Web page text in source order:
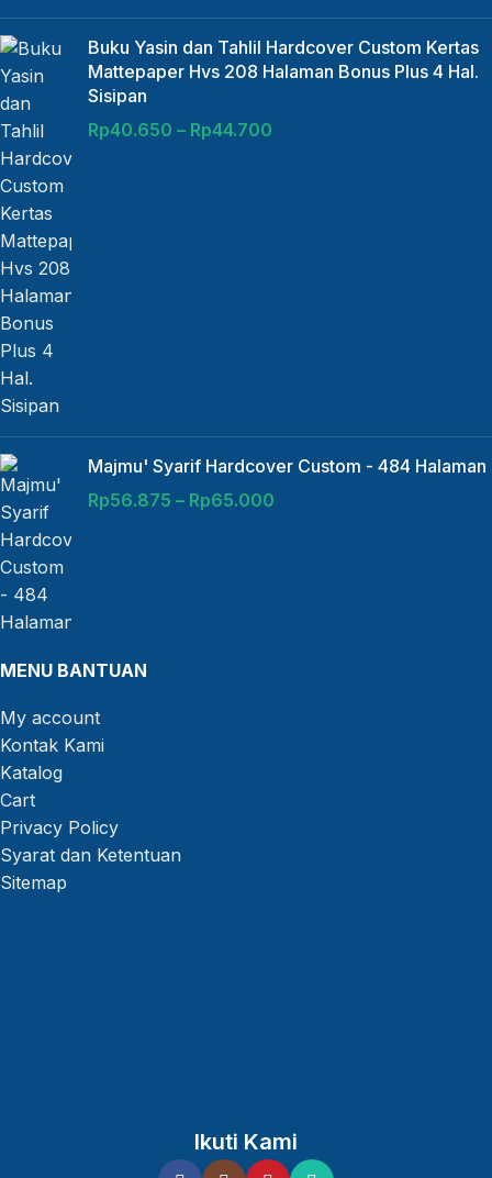
Buku Yasin dan Tahlil Hardcover Custom Kertas
Mattepaper Hvs 208 Halaman Bonus Plus 4 Hal.
Sisipan
Rp40.650 – Rp44.700
Majmu' Syarif Hardcover Custom - 484 Halaman
Rp56.875 – Rp65.000
MENU BANTUAN
My account
Kontak Kami
Katalog
Cart
Privacy Policy
Syarat dan Ketentuan
Sitemap
Ikuti Kami